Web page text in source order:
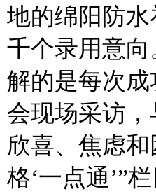
地的绵阳防
千个录用意
解的是每次
会现场采访
欣喜、焦虑
格‘一点通’”